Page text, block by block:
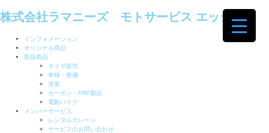
株式会社ラマニーズ モトサービス エッジ
インフォメーション
オリジナル商品
取扱商品
タイヤ販売
車検・整備
塗装
カーボン・FRP製品
電動バイク
メンバーサービス
レンタルガレージ
サービスのお問い合わせ